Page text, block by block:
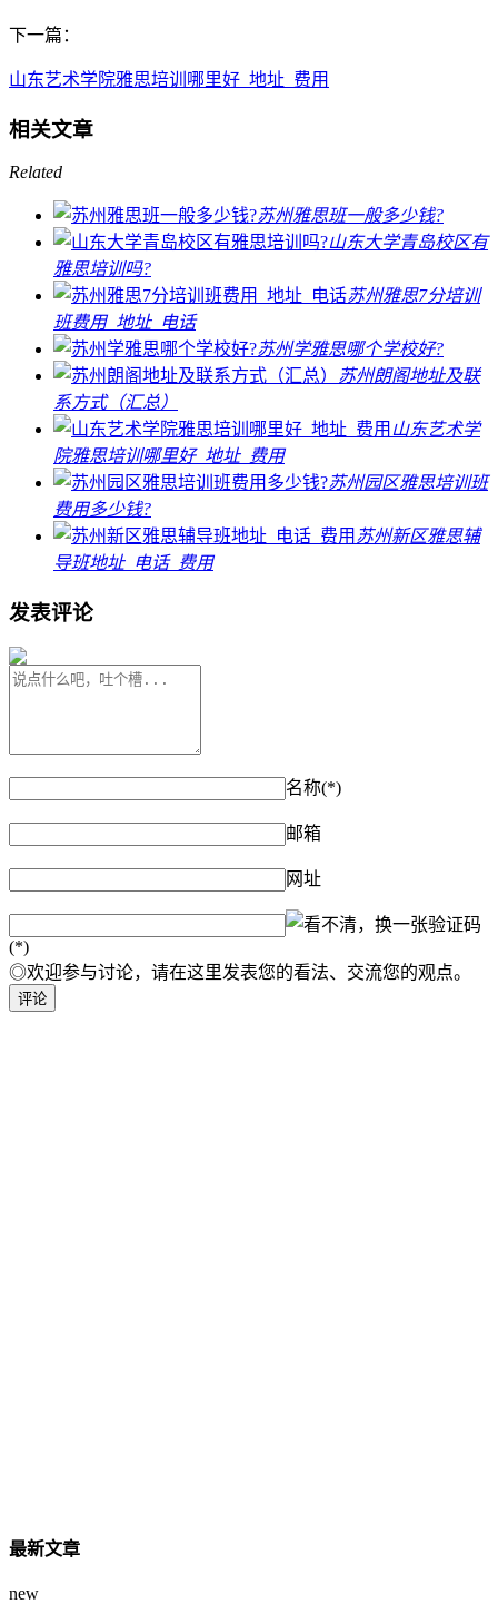
下一篇：
山东艺术学院雅思培训哪里好_地址_费用
相关文章
Related
苏州雅思班一般多少钱?
山东大学青岛校区有
雅思培训吗?
苏州雅思7分培训
班费用_地址_电话
苏州学雅思哪个学校好?
苏州朗阁地址及联
系方式（汇总）
山东艺术学
院雅思培训哪里好_地址_费用
苏州园区雅思培训班
费用多少钱?
苏州新区雅思辅
导班地址_电话_费用
发表评论
名称(*)
邮箱
网址
验证码
(*)
◎欢迎参与讨论，请在这里发表您的看法、交流您的观点。
最新文章
new